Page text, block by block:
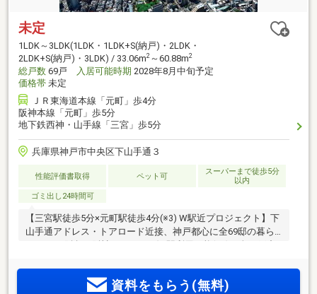
未定
1LDK～3LDK(1LDK・1LDK+S(納戸)・2LDK・
2LDK+S(納戸)・3LDK) / 33.06m2 ～60.88m2
総戸数 69戸 入居可能時期 2028年8月中旬予定
価格帯 未定
ＪＲ東海道本線「元町」歩4分
阪神本線「元町」歩5分
地下鉄西神・山手線「三宮」歩5分
兵庫県神戸市中央区下山手通３
性能評価書取得 ペット可
スーパーまで徒歩5分
以内
ゴミ出し24時間可
【三宮駅徒歩5分×元町駅徒歩4分(※3) W駅近プロジェクト】下
山手通アドレス・トアロード近接、神戸都心に全69邸の暮ら
約・物件エントリー受付開始＞
資料をもらう(無料)